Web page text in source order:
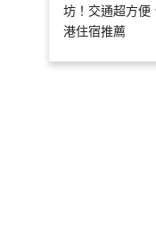
坊！交通超方便
港住宿推薦